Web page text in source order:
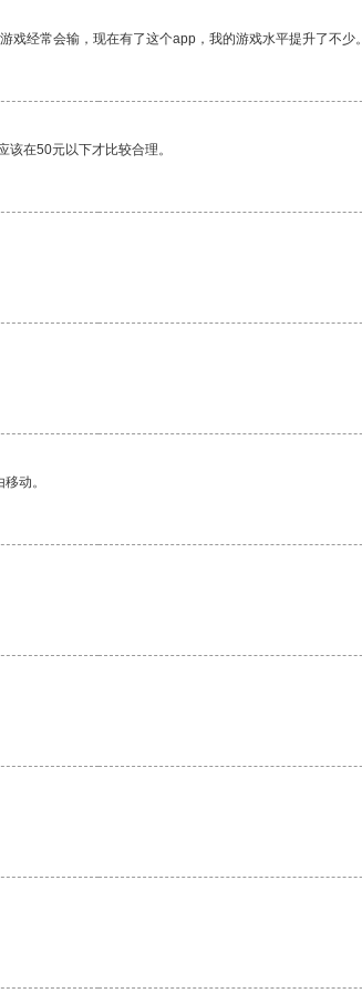
经常会输，现在有了这个app，我的游戏水平提升了不少。
在50元以下才比较合理。
动。